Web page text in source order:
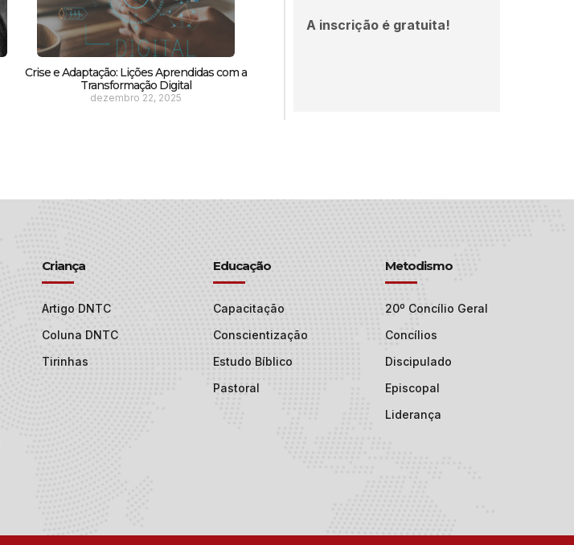
Crise e Adaptação: Lições Aprendidas com a
Transformação Digital
dezembro 22, 2025
A inscrição é gratuita!
Criança
Artigo DNTC
Coluna DNTC
Tirinhas
Educação
Capacitação
Conscientização
Estudo Bíblico
Pastoral
Metodismo
20º Concílio Geral
Concílios
Discipulado
Episcopal
Liderança